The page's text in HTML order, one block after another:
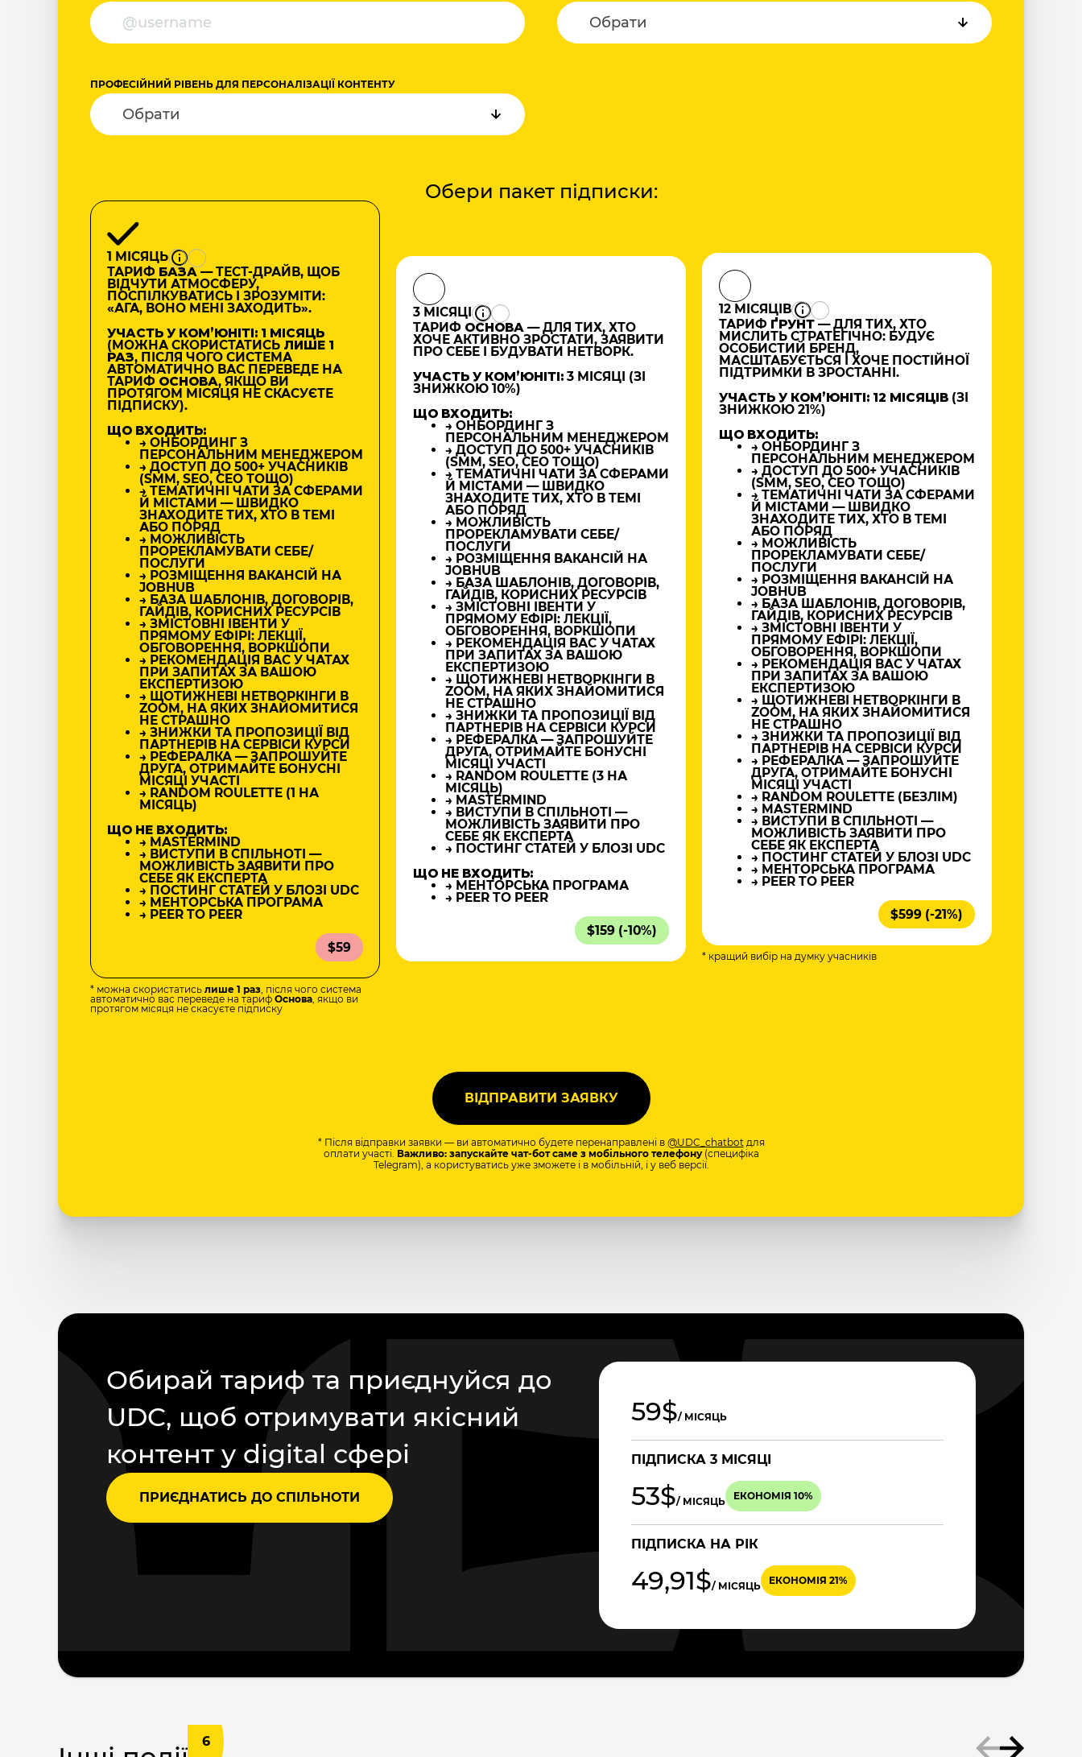
ПРОФЕСІЙНИЙ РІВЕНЬ ДЛЯ ПЕРСОНАЛІЗАЦІЇ КОНТЕНТУ
Обери пакет підписки:
1 МІСЯЦЬ
ТАРИФ БАЗА— ТЕСТ-ДРАЙВ, ЩОБ
ВІДЧУТИ АТМОСФЕРУ,
ПОСПІЛКУВАТИСЬ І ЗРОЗУМІТИ:
«АГА, ВОНО МЕНІ ЗАХОДИТЬ».
УЧАСТЬ У КОМʼЮНІТІ: 1 МІСЯЦЬ
(МОЖНА СКОРИСТАТИСЬ ЛИШЕ 1
РАЗ, ПІСЛЯ ЧОГО СИСТЕМА
АВТОМАТИЧНО ВАС ПЕРЕВЕДЕ НА
ТАРИФ ОСНОВА, ЯКЩО ВИ
ПРОТЯГОМ МІСЯЦЯ НЕ СКАСУЄТЕ
ПІДПИСКУ).
ЩО ВХОДИТЬ:
→ ОНБОРДИНГ З
ПЕРСОНАЛЬНИМ МЕНЕДЖЕРОМ
→ ДОСТУП ДО 500+ УЧАСНИКІВ
(SMM, SEO, CEO ТОЩО)
→ ТЕМАТИЧНІ ЧАТИ ЗА СФЕРАМИ
Й МІСТАМИ — ШВИДКО
ЗНАХОДИТЕ ТИХ, ХТО В ТЕМІ
АБО ПОРЯД
→ МОЖЛИВІСТЬ
ПРОРЕКЛАМУВАТИ СЕБЕ/
ПОСЛУГИ
→ РОЗМІЩЕННЯ ВАКАНСІЙ НА
JOBHUB
→ БАЗА ШАБЛОНІВ, ДОГОВОРІВ,
ГАЙДІВ, КОРИСНИХ РЕСУРСІВ
→ ЗМІСТОВНІ ІВЕНТИ У
ПРЯМОМУ ЕФІРІ: ЛЕКЦІЇ,
ОБГОВОРЕННЯ, ВОРКШОПИ
→ РЕКОМЕНДАЦІЯ ВАС У ЧАТАХ
ПРИ ЗАПИТАХ ЗА ВАШОЮ
ЕКСПЕРТИЗОЮ
→ ЩОТИЖНЕВІ НЕТВОРКІНГИ В
ZOOM, НА ЯКИХ ЗНАЙОМИТИСЯ
НЕ СТРАШНО
→ ЗНИЖКИ ТА ПРОПОЗИЦІЇ ВІД
ПАРТНЕРІВ НА СЕРВІСИ КУРСИ
→ РЕФЕРАЛКА — ЗАПРОШУЙТЕ
ДРУГА, ОТРИМАЙТЕ БОНУСНІ
МІСЯЦІ УЧАСТІ
→ RANDOM ROULETTE (1 НА
МІСЯЦЬ)
ЩО НЕ ВХОДИТЬ:
→ MASTERMIND
→ ВИСТУПИ В СПІЛЬНОТІ —
МОЖЛИВІСТЬ ЗАЯВИТИ ПРО
СЕБЕ ЯК ЕКСПЕРТА
→ ПОСТИНГ СТАТЕЙ У БЛОЗІ UDC
→ МЕНТОРСЬКА ПРОГРАМА
→ PEER TO PEER
$59
* можна скористатись лише 1 раз, після чого система
автоматично вас переведе на тариф Основа, якщо ви
протягом місяця не скасуєте підписку
3 МІСЯЦІ
ТАРИФ ОСНОВА — ДЛЯ ТИХ, ХТО
ХОЧЕ АКТИВНО ЗРОСТАТИ, ЗАЯВИТИ
ПРО СЕБЕ І БУДУВАТИ НЕТВОРК.
УЧАСТЬ У КОМʼЮНІТІ: 3 МІСЯЦІ (ЗІ
ЗНИЖКОЮ 10%)
ЩО ВХОДИТЬ:
→ ОНБОРДИНГ З
ПЕРСОНАЛЬНИМ МЕНЕДЖЕРОМ
→ ДОСТУП ДО 500+ УЧАСНИКІВ
(SMM, SEO, CEO ТОЩО)
→ ТЕМАТИЧНІ ЧАТИ ЗА СФЕРАМИ
Й МІСТАМИ — ШВИДКО
ЗНАХОДИТЕ ТИХ, ХТО В ТЕМІ
АБО ПОРЯД
→ МОЖЛИВІСТЬ
ПРОРЕКЛАМУВАТИ СЕБЕ/
ПОСЛУГИ
→ РОЗМІЩЕННЯ ВАКАНСІЙ НА
JOBHUB
→ БАЗА ШАБЛОНІВ, ДОГОВОРІВ,
ГАЙДІВ, КОРИСНИХ РЕСУРСІВ
→ ЗМІСТОВНІ ІВЕНТИ У
ПРЯМОМУ ЕФІРІ: ЛЕКЦІЇ,
ОБГОВОРЕННЯ, ВОРКШОПИ
→ РЕКОМЕНДАЦІЯ ВАС У ЧАТАХ
ПРИ ЗАПИТАХ ЗА ВАШОЮ
ЕКСПЕРТИЗОЮ
→ ЩОТИЖНЕВІ НЕТВОРКІНГИ В
ZOOM, НА ЯКИХ ЗНАЙОМИТИСЯ
НЕ СТРАШНО
→ ЗНИЖКИ ТА ПРОПОЗИЦІЇ ВІД
ПАРТНЕРІВ НА СЕРВІСИ КУРСИ
→ РЕФЕРАЛКА — ЗАПРОШУЙТЕ
ДРУГА, ОТРИМАЙТЕ БОНУСНІ
МІСЯЦІ УЧАСТІ
→ RANDOM ROULETTE (3 НА
МІСЯЦЬ)
→ MASTERMIND
→ ВИСТУПИ В СПІЛЬНОТІ —
МОЖЛИВІСТЬ ЗАЯВИТИ ПРО
СЕБЕ ЯК ЕКСПЕРТА
→ ПОСТИНГ СТАТЕЙ У БЛОЗІ UDC
ЩО НЕ ВХОДИТЬ:
→ МЕНТОРСЬКА ПРОГРАМА
→ PEER TO PEER
$159 (-10%)
12 МІСЯЦІВ
ТАРИФ ҐРУНТ— ДЛЯ ТИХ, ХТО
МИСЛИТЬ СТРАТЕГІЧНО: БУДУЄ
ОСОБИСТИЙ БРЕНД,
МАСШТАБУЄТЬСЯ І ХОЧЕ ПОСТІЙНОЇ
ПІДТРИМКИ В ЗРОСТАННІ.
УЧАСТЬ У КОМʼЮНІТІ: 12 МІСЯЦІВ (ЗІ
ЗНИЖКОЮ 21%)
ЩО ВХОДИТЬ:
→ ОНБОРДИНГ З
ПЕРСОНАЛЬНИМ МЕНЕДЖЕРОМ
→ ДОСТУП ДО 500+ УЧАСНИКІВ
(SMM, SEO, CEO ТОЩО)
→ ТЕМАТИЧНІ ЧАТИ ЗА СФЕРАМИ
Й МІСТАМИ — ШВИДКО
ЗНАХОДИТЕ ТИХ, ХТО В ТЕМІ
АБО ПОРЯД
→ МОЖЛИВІСТЬ
ПРОРЕКЛАМУВАТИ СЕБЕ/
ПОСЛУГИ
→ РОЗМІЩЕННЯ ВАКАНСІЙ НА
JOBHUB
→ БАЗА ШАБЛОНІВ, ДОГОВОРІВ,
ГАЙДІВ, КОРИСНИХ РЕСУРСІВ
→ ЗМІСТОВНІ ІВЕНТИ У
ПРЯМОМУ ЕФІРІ: ЛЕКЦІЇ,
ОБГОВОРЕННЯ, ВОРКШОПИ
→ РЕКОМЕНДАЦІЯ ВАС У ЧАТАХ
ПРИ ЗАПИТАХ ЗА ВАШОЮ
ЕКСПЕРТИЗОЮ
→ ЩОТИЖНЕВІ НЕТВОРКІНГИ В
ZOOM, НА ЯКИХ ЗНАЙОМИТИСЯ
НЕ СТРАШНО
→ ЗНИЖКИ ТА ПРОПОЗИЦІЇ ВІД
ПАРТНЕРІВ НА СЕРВІСИ КУРСИ
→ РЕФЕРАЛКА — ЗАПРОШУЙТЕ
ДРУГА, ОТРИМАЙТЕ БОНУСНІ
МІСЯЦІ УЧАСТІ
→ RANDOM ROULETTE (БЕЗЛІМ)
→ MASTERMIND
→ ВИСТУПИ В СПІЛЬНОТІ —
МОЖЛИВІСТЬ ЗАЯВИТИ ПРО
СЕБЕ ЯК ЕКСПЕРТА
→ ПОСТИНГ СТАТЕЙ У БЛОЗІ UDC
→ МЕНТОРСЬКА ПРОГРАМА
→ PEER TO PEER
$599 (-21%)
* кращий вибір на думку учасників
* Після відправки заявки — ви автоматично будете перенаправлені в @UDC_chatbotдля
оплати участі. Важливо: запускайте чат-бот саме з мобільного телефону(специфіка
Telegram), а користуватись уже зможете і в мобільній, і у веб версії.
Обирай тариф та приєднуйся до
UDC, щоб отримувати якісний
контент у digital сфері
ПРИЄДНАТИСЬ ДО СПІЛЬНОТИ
59$/ МІСЯЦЬ
ПІДПИСКА 3 МІСЯЦІ
53$/ МІСЯЦЬ ЕКОНОМІЯ 10%
ПІДПИСКА НА РІК
49,91$/ МІСЯЦЬ ЕКОНОМІЯ 21%
6